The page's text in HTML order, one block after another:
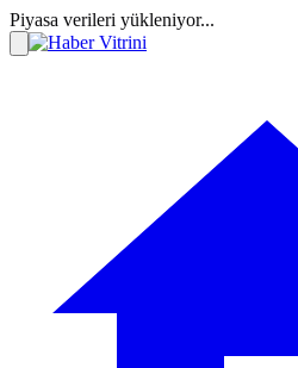
Piyasa verileri yükleniyor...